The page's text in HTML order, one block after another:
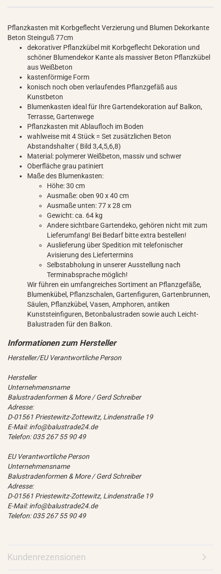
Pflanzkasten mit Korbgeflecht Verzierung und Blumen Dekorkante
Beton Steinguß 77cm
dekorativer Pflanzkübel mit Korbgeflecht Dekoration und
schöner Blumendekor Kante als massiver Beton Pflanzkübel
aus Weißbeton
kastenförmige Form
konisch noch oben verlaufendes Pflanzgefäß aus
Kunstbeton
Blumenkasten ideal für Ihre Gartendekoration auf Balkon,
Terrasse, Gartenwege
Pflanzkasten mit Ablaufloch im Boden
wahlweise mit 4 Stück = Set zusätzlichen Beton
Abstandshalter ( Bild 3,4,5,6,8)
Material: polymerer Weißbeton, massiv und schwer
Oberfläche grau patiniert
Maße des Blumenkasten:
Höhe: 30 cm
Ausmaße: oben 90 x 40 cm
Ausmaße unten: 77 x 28 cm
Gewicht: ca. 64 kg
Andere sichtbare Gartendeko, gehören nicht mit zum
Lieferumfang! Bei Bedarf bitte extra bestellen!
Auslieferung über Spedition mit telefonischer
Avisierung des Liefertermins
Selbstabholung in unserer Ausstellung nach
Terminabsprache möglich!
Wir führen ein umfangreiches Sortiment an Pflanzgefäße,
Blumenkübel, Pflanzschalen, Gartenfiguren, Gartenbrunnen,
Säulen, Pflanzkübel, Vasen, Amphoren, antiken
Kunststeinfiguren, Betonbalustraden sowie auch Leicht-
Balustraden für den Balkon.
Hersteller/EU Verantwortliche Person
Hersteller
Unternehmensname
Balustradenformen & More / Gerd Schreiber
Adresse:
D-01561 Priestewitz-Zottewitz, Lindenstraße 19
E-Mail: info@balustrade24.de
Telefon: 035 267 55 90 49
EU Verantwortliche Person
Unternehmensname
Balustradenformen & More / Gerd Schreiber
Adresse:
D-01561 Priestewitz-Zottewitz, Lindenstraße 19
E-Mail: info@balustrade24.de
Telefon: 035 267 55 90 49
Kundenrezensionen